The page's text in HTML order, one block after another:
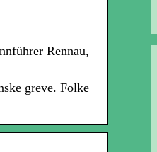
Rennau,
greve. Folke